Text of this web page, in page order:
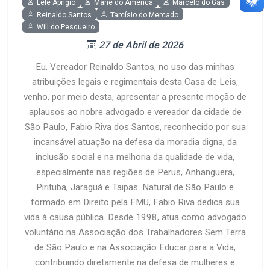
Lele Aprígio Mané do América
Marcelo do Gás
Reinaldo Santos
Tarcísio do Mercado
Will do Pesqueiro
27 de Abril de 2026
Eu, Vereador Reinaldo Santos, no uso das minhas
atribuições legais e regimentais desta Casa de Leis,
venho, por meio desta, apresentar a presente moção de
aplausos ao nobre advogado e vereador da cidade de
São Paulo, Fabio Riva dos Santos, reconhecido por sua
incansável atuação na defesa da moradia digna, da
inclusão social e na melhoria da qualidade de vida,
especialmente nas regiões de Perus, Anhanguera,
Pirituba, Jaraguá e Taipas. Natural de São Paulo e
formado em Direito pela FMU, Fabio Riva dedica sua
vida à causa pública. Desde 1998, atua como advogado
voluntário na Associação dos Trabalhadores Sem Terra
de São Paulo e na Associação Educar para a Vida,
contribuindo diretamente na defesa de mulheres e